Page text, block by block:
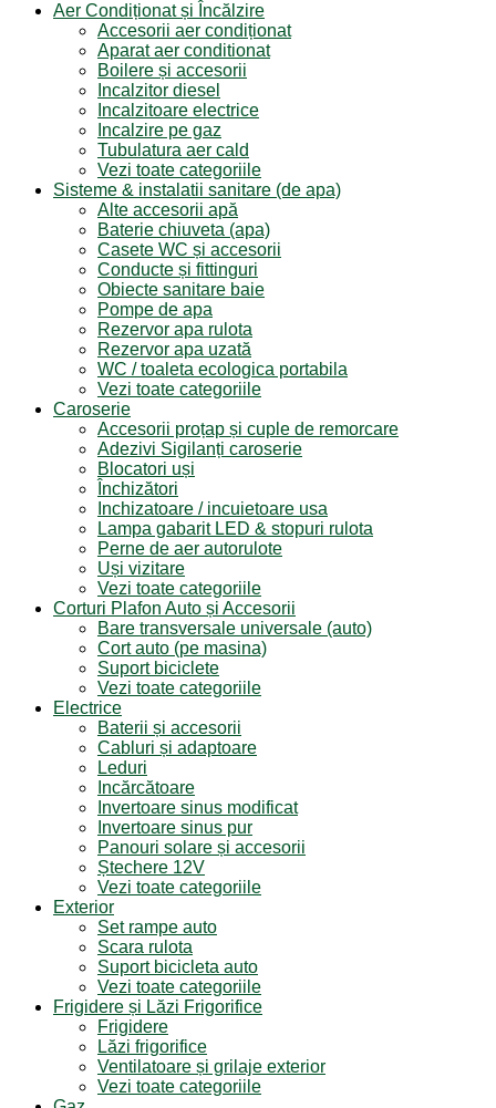
Aer Condiționat și Încălzire
Accesorii aer condiționat
Aparat aer conditionat
Boilere și accesorii
Incalzitor diesel
Incalzitoare electrice
Incalzire pe gaz
Tubulatura aer cald
Vezi toate categoriile
Sisteme & instalatii sanitare (de apa)
Alte accesorii apă
Baterie chiuveta (apa)
Casete WC și accesorii
Conducte și fittinguri
Obiecte sanitare baie
Pompe de apa
Rezervor apa rulota
Rezervor apa uzată
WC / toaleta ecologica portabila
Vezi toate categoriile
Caroserie
Accesorii proțap și cuple de remorcare
Adezivi Sigilanți caroserie
Blocatori uși
Închizători
Inchizatoare / incuietoare usa
Lampa gabarit LED & stopuri rulota
Perne de aer autorulote
Uși vizitare
Vezi toate categoriile
Corturi Plafon Auto și Accesorii
Bare transversale universale (auto)
Cort auto (pe masina)
Suport biciclete
Vezi toate categoriile
Electrice
Baterii și accesorii
Cabluri și adaptoare
Leduri
Incărcătoare
Invertoare sinus modificat
Invertoare sinus pur
Panouri solare și accesorii
Ștechere 12V
Vezi toate categoriile
Exterior
Set rampe auto
Scara rulota
Suport bicicleta auto
Vezi toate categoriile
Frigidere și Lăzi Frigorifice
Frigidere
Lăzi frigorifice
Ventilatoare și grilaje exterior
Vezi toate categoriile